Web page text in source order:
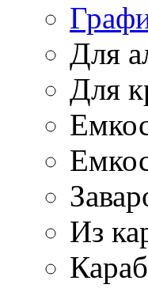
Для
Для
Из